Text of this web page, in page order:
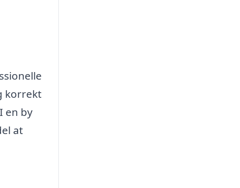
korrekt
en by
at